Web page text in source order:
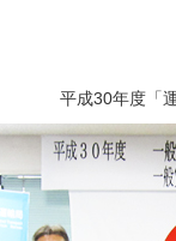
平成30年度「